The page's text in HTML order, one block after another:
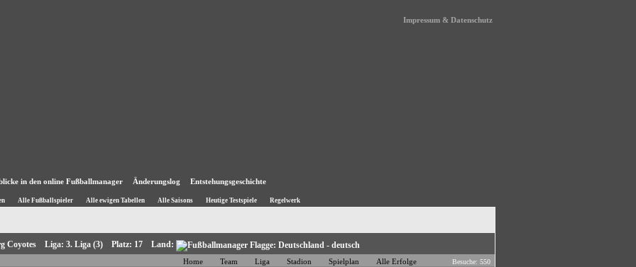
Impressum & Datenschutz
in den online Fußballmanager Änderungslog Entstehungsgeschichte
Alle Fußballspieler Alle ewigen Tabellen Alle Saisons Heutige Testspiele Regelwerk
Coyotes Liga: 3. Liga (3) Platz: 17 Land:
Home Team Liga Stadion Spielplan Alle Erfolge Besuche: 550